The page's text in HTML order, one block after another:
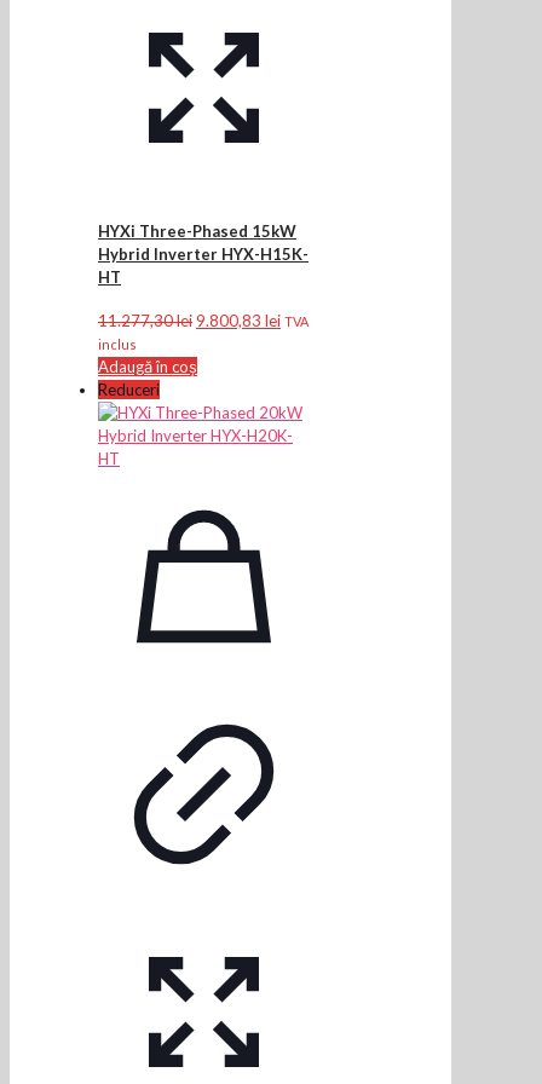
HYXi Three-Phased 15kW
Hybrid Inverter HYX-H15K-
HT
11.277,30leiPrețul
a
11.277,30 lei.
9.800,83 leiPrețul
TVA
inclus
Adaugă în coș
Reduceri